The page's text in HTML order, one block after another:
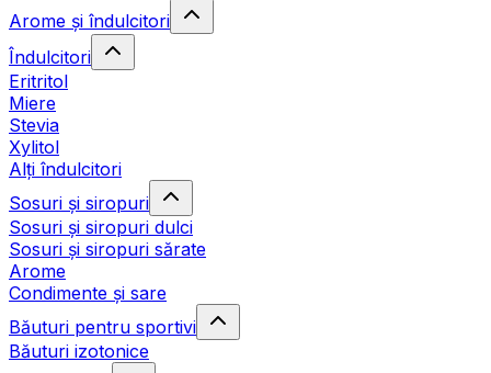
Arome și îndulcitori
Îndulcitori
Eritritol
Miere
Stevia
Xylitol
Alți îndulcitori
Sosuri și siropuri
Sosuri și siropuri dulci
Sosuri și siropuri sărate
Arome
Condimente și sare
Băuturi pentru sportivi
Băuturi izotonice